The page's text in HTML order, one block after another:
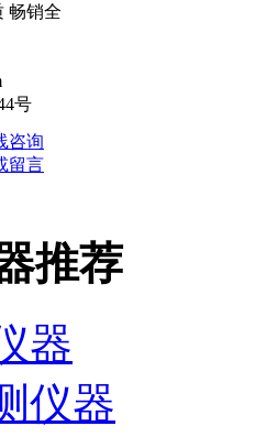
畅销全
号
推荐
器
仪器